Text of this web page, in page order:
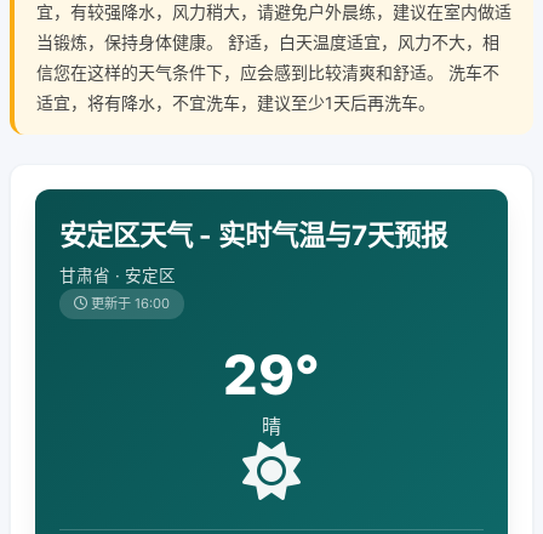
宜，有较强降水，风力稍大，请避免户外晨练，建议在室内做适
当锻炼，保持身体健康。 舒适，白天温度适宜，风力不大，相
信您在这样的天气条件下，应会感到比较清爽和舒适。 洗车不
适宜，将有降水，不宜洗车，建议至少1天后再洗车。
安定区天气 - 实时气温与7天预报
甘肃省 · 安定区
更新于 16:00
29°
晴